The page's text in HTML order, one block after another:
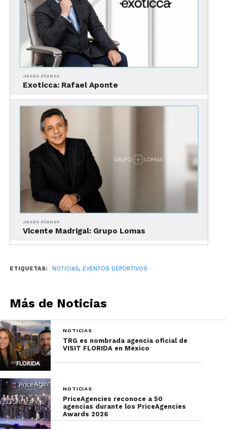
vacíos, promesas rotas y presupuestos devastados.
La verdadera victoria no es organizar un mega-
evento, sino saber decir “no” a tiempo cuando los
costos de los grandes eventos deportivos pesan
más que la gloria.
Jesús Alonso
Exoticca: Rafael Aponte
Jesús Alonso
Vicente Madrigal: Grupo Lomas
ETIQUETAS: NOTICIAS, EVENTOS DEPORTIVOS
Más de Noticias
NOTICIAS
TRG es nombrada agencia oficial de
VISIT FLORIDA en México
NOTICIAS
PriceAgencies reconoce a 50
agencias durante los PriceAgencies
Awards 2026